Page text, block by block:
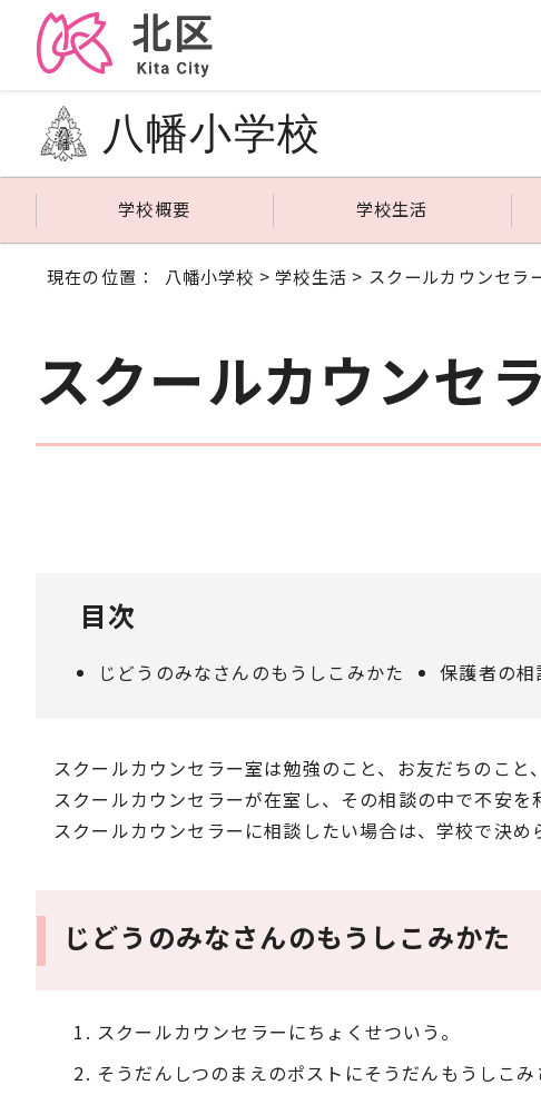
八幡小学校
学校概要 学校生活
現在の位置： 八幡小学校 >学校生活 > スクールカウンセラ
スクールカウンセ
目次
じどうのみなさんのもうしこみかた 保護者の
スクールカウンセラー室は勉強のこと、お友だちのこ
スクールカウンセラーが在室し、その相談の中で不安
スクールカウンセラーに相談したい場合は、学校で決
じどうのみなさんのもうしこみかた
スクールカウンセラーにちょくせついう。
そうだんしつのまえのポストにそうだんもうしこみ